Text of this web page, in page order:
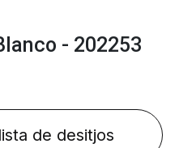
- 202253
de desitjos